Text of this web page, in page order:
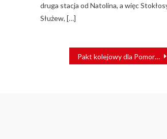
druga stacja od Natolina, a więc
Służew, […]
Pakt kolejowy dla Pomorza. Na jakie linie wrócą pociągi?